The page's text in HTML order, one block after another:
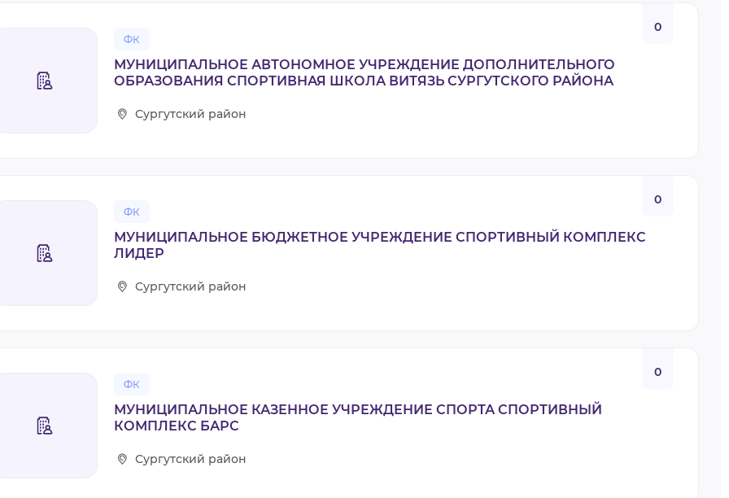
ФК
0
МУНИЦИПАЛЬНОЕ АВТОНОМНОЕ УЧРЕЖДЕНИЕ ДОПОЛНИТЕЛЬНОГО
ОБРАЗОВАНИЯ СПОРТИВНАЯ ШКОЛА ВИТЯЗЬ СУРГУТСКОГО РАЙОНА
Сургутский район
ФК
0
МУНИЦИПАЛЬНОЕ БЮДЖЕТНОЕ УЧРЕЖДЕНИЕ СПОРТИВНЫЙ КОМПЛЕКС
ЛИДЕР
Сургутский район
ФК
0
МУНИЦИПАЛЬНОЕ КАЗЕННОЕ УЧРЕЖДЕНИЕ СПОРТА СПОРТИВНЫЙ
КОМПЛЕКС БАРС
Сургутский район